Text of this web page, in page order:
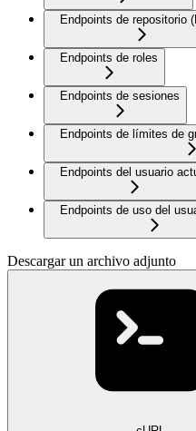
Endpoints de repositorio
Endpoints de roles
Endpoints de sesiones
Endpoints de límites de
Endpoints del usuario
Endpoints de uso del
Descargar un archivo adjunto